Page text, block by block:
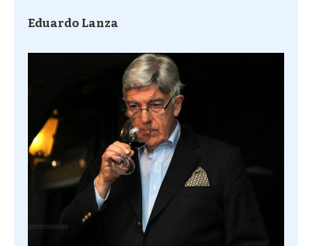
Eduardo Lanza